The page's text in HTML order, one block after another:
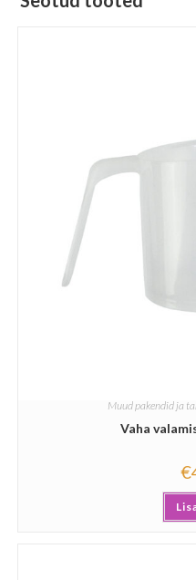
Muud pakendid ja
Vaha
€